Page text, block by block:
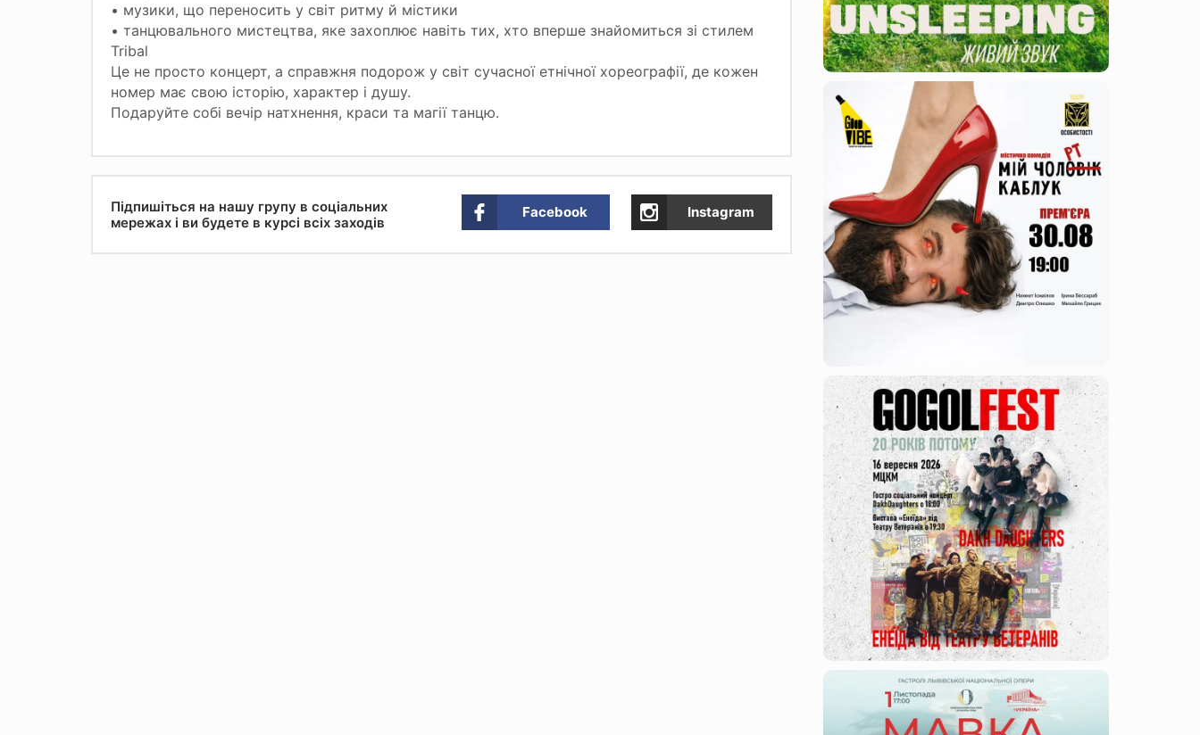
• музики, що переносить у світ ритму й містики
• танцювального мистецтва, яке захоплює навіть тих, хто вперше знайомиться зі стилем
Tribal
Це не просто концерт, а справжня подорож у світ сучасної етнічної хореографії, де кожен
номер має свою історію, характер і душу.
Подаруйте собі вечір натхнення, краси та магії танцю.
Підпишіться на нашу групу в соціальних
мережах і ви будете в курсі всіх заходів
Facebook Instagram